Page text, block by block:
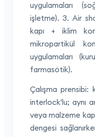
uygulamaları
işletme). 3. Air
kapı + iklim
mikropartikül
uygulamaları
farmasötik).
Çalışma prensibi:
interlock'lu; aynı
veya malzeme
dengesi